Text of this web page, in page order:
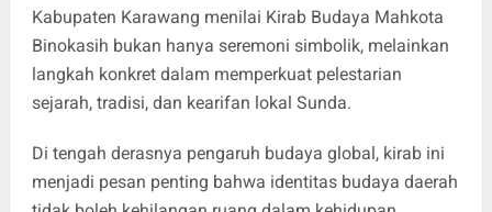
Kabupaten Karawang menilai Kirab Budaya Mahkota
Binokasih bukan hanya seremoni simbolik, melainkan
langkah konkret dalam memperkuat pelestarian
sejarah, tradisi, dan kearifan lokal Sunda.
Di tengah derasnya pengaruh budaya global, kirab ini
menjadi pesan penting bahwa identitas budaya daerah